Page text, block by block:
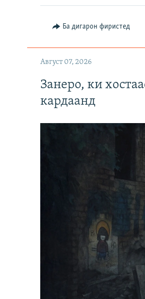
Ба дигарон фиристед
Август 07, 2026
Занеро, ки
кардаанд